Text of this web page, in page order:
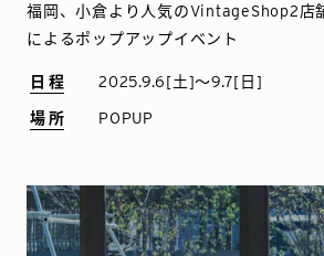
福岡、小倉より人気のVintageShop2店
によるポップアップイベント
日程 2025.9.6[土]〜9.7[日]
場所 POPUP